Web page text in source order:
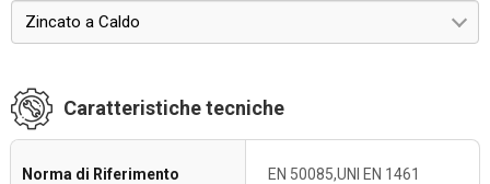
Zincato a Caldo
Caratteristiche tecniche
Norma di Riferimento EN 50085,UNI EN 1461